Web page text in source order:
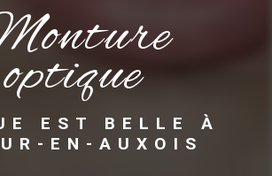
optique
EST BELLE À
EN-AUXOIS